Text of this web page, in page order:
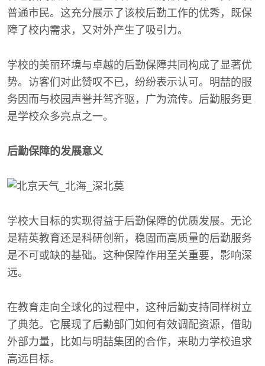
普通市民。这充分展示了该校后勤工作的优秀，既保
障了校内需求，又对外产生了吸引力。
学校的美丽环境与卓越的后勤保障共同构成了显著优
势。访客们对此赞叹不已，纷纷表示认可。明喆的服
务因而与校园声誉并驾齐驱，广为流传。后勤服务更
是学校众多亮点之一。
后勤保障的发展意义
学校大目标的实现得益于后勤保障的优质发展。无论
是精英教育还是科研创新，稳固而高质量的后勤服务
是不可或缺的基础。这种保障作用至关重要，影响深
远。
在教育走向全球化的过程中，这种后勤支持同样树立
了典范。它展现了后勤部门如何有效调配资源，借助
外部力量，比如与明喆集团的合作，来助力学校追求
高远目标。